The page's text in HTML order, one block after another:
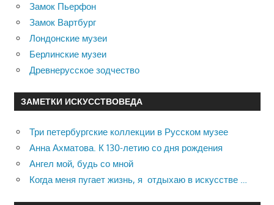
Замок Пьерфон
Замок Вартбург
Лондонские музеи
Берлинские музеи
Древнерусское зодчество
ЗАМЕТКИ ИСКУССТВОВЕДА
Три петербургские коллекции в Русском музее
Анна Ахматова. К 130-летию со дня рождения
Ангел мой, будь со мной
Когда меня пугает жизнь, я отдыхаю в искусстве …